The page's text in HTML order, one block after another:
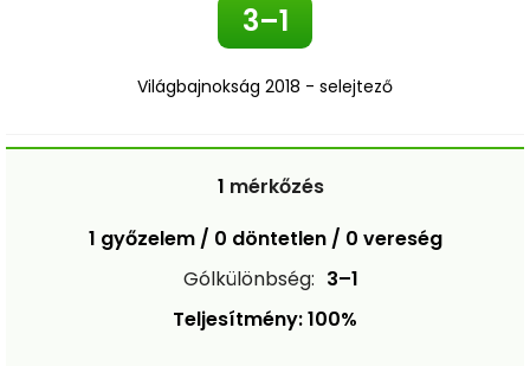
3–1
Világbajnokság 2018 - selejtező
1 mérkőzés
1 győzelem / 0 döntetlen / 0 vereség
Gólkülönbség: 3–1
Teljesítmény: 100%